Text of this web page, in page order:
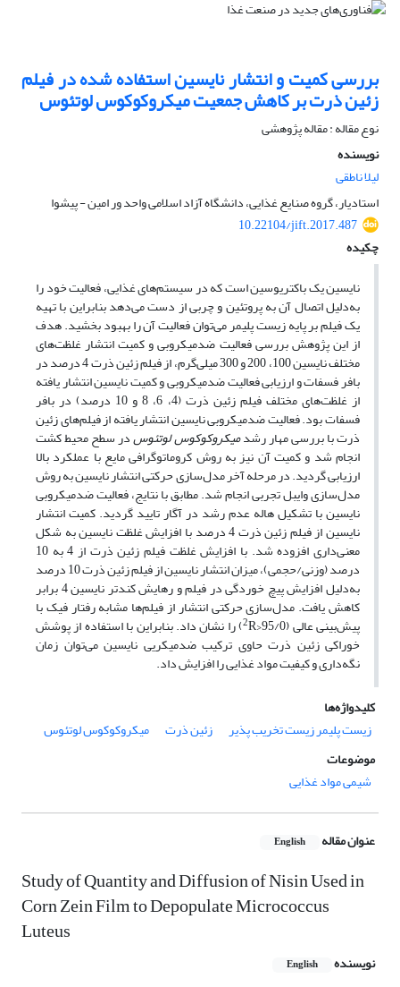
بررسی کمیت و انتشار نایسین استفاده شده در فیلم
زئین ذرت بر کاهش جمعیت میکروکوکوس لوتئوس
نوع مقاله : مقاله پژوهشی
نویسنده
لیلا ناطقی
استادیار، گروه صنایع غذایی، دانشگاه آزاد اسلامی واحد ور امین - پیشوا
10.22104/jift.2017.487
چکیده
نایسین یک باکتریوسین است که در سیستم‌های غذایی، فعالیت خود را
به‌دلیل اتصال آن به پروتئین و چربی از دست می‌دهد بنابراین با تهیه
یک فیلم بر پایه زیست پلیمر می‌توان فعالیت آن را بهبود بخشید. هدف
از این پژوهش بررسی فعالیت ضد‌میکروبی و کمیت انتشار غلظت‌های
مختلف نایسین 100، 200 و 300 میلی‌گرم، از فیلم زئین ذرت 4 درصد در
بافر فسفات و ارزیابی فعالیت ضد‌میکروبی و کمیت نایسین انتشار یافته
از غلظت‌های مختلف فیلم زئین ذرت (4، 6، 8 و 10 درصد) در بافر
فسفات بود. فعالیت ضد‌میکروبی نایسین انتشار یافته از فیلم‌های زئین
ذرت با بررسی مهار رشدمیکروکوکوس لوتئوسدر سطح محیط کشت
انجام شد و کمیت آن نیز به روش کروماتوگرافی مایع با عملکرد بالا
ارزیابی گردید. در مرحله آخر مدل‌سازی حرکتی انتشار نایسین به روش
مدل‌سازی وایبل تجربی انجام شد. مطابق با نتایج، فعالیت ضد‌میکروبی
نایسین با تشکیل هاله عدم رشد در آگار تایید گردید. کمیت انتشار
نایسین از فیلم‌ زئین ذرت 4 درصد با افزایش غلظت نایسین به شکل
معنی‌داری افزوده شد. با افزایش غلظت فیلم زئین ذرت از 4 به 10
درصد (وزنی/حجمی)، میزان انتشار نایسین از فیلم زئین ذرت 10 درصد
به‌دلیل افزایش پیچ خوردگی در فیلم و رهایش کندتر نایسین 4 برابر
کاهش یافت. مدل‌سازی حرکتی انتشار از فیلم‌ها مشابه رفتار فیک با
پیش‌بینی عالی (95/0< 2R) را نشان داد. بنابراین با استفاده از پوشش
خوراکی زئین ذرت حاوی ترکیب ضد‌میکریی نایسین می‌توان زمان
نگه‌داری و کیفیت مواد غذایی را افزایش داد.
کلیدواژه‌ها
زیست پلیمر زیست تخریب پذیر
زئین ذرت
میکروکوکوس لوتئوس
موضوعات
شیمی مواد غذایی
عنوان مقاله English
Study of Quantity and Diffusion of Nisin Used in
Corn Zein Film to Depopulate Micrococcus
Luteus
نویسنده English